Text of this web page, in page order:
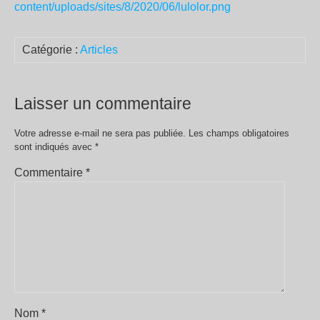
content/uploads/sites/8/2020/06/lulolor.png
Catégorie : Articles
Laisser un commentaire
Votre adresse e-mail ne sera pas publiée. Les champs obligatoires
sont indiqués avec *
Commentaire *
Nom *